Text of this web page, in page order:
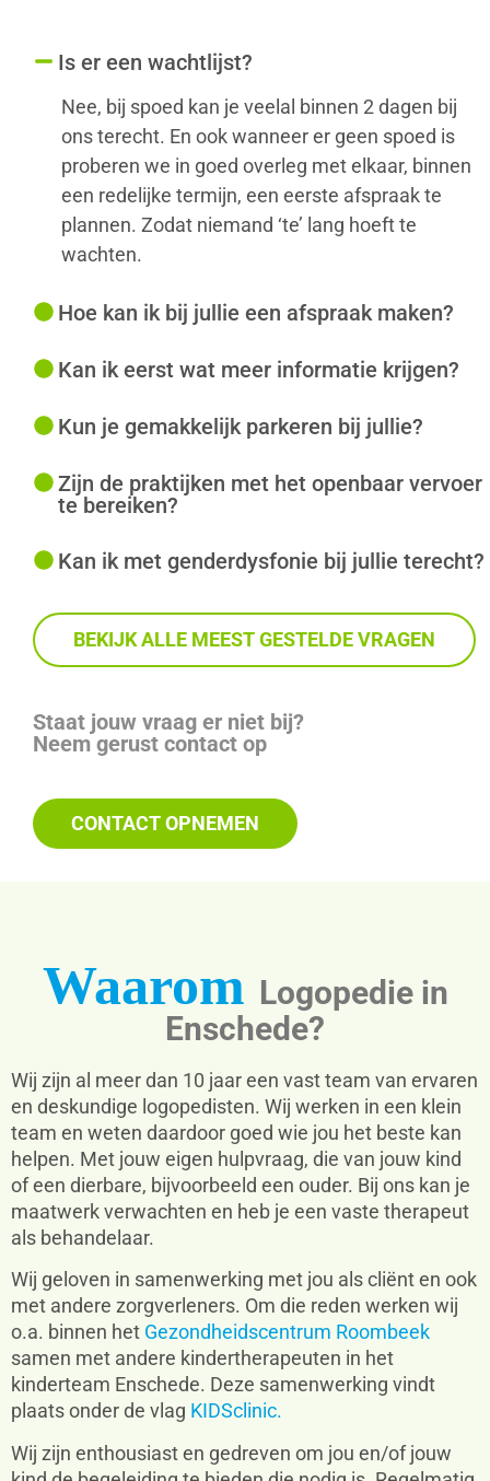
Is er een wachtlijst?
Nee, bij spoed kan je veelal binnen 2 dagen bij
ons terecht. En ook wanneer er geen spoed is
proberen we in goed overleg met elkaar, binnen
een redelijke termijn, een eerste afspraak te
plannen. Zodat niemand ‘te’ lang hoeft te
wachten.
Hoe kan ik bij jullie een afspraak maken?
Kan ik eerst wat meer informatie krijgen?
Kun je gemakkelijk parkeren bij jullie?
Zijn de praktijken met het openbaar vervoer
te bereiken?
Kan ik met genderdysfonie bij jullie terecht?
BEKIJK ALLE MEEST GESTELDE VRAGEN
Staat jouw vraag er niet bij?
Neem gerust contact op
CONTACT OPNEMEN
Waarom Logopedie in
Enschede?
Wij zijn al meer dan 10 jaar een vast team van ervaren
en deskundige logopedisten. Wij werken in een klein
team en weten daardoor goed wie jou het beste kan
helpen. Met jouw eigen hulpvraag, die van jouw kind
of een dierbare, bijvoorbeeld een ouder. Bij ons kan je
maatwerk verwachten en heb je een vaste therapeut
als behandelaar.
Wij geloven in samenwerking met jou als cliënt en ook
met andere zorgverleners. Om die reden werken wij
o.a. binnen het Gezondheidscentrum Roombeek
samen met andere kindertherapeuten in het
kinderteam Enschede. Deze samenwerking vindt
plaats onder de vlag KIDSclinic.
Wij zijn enthousiast en gedreven om jou en/of jouw